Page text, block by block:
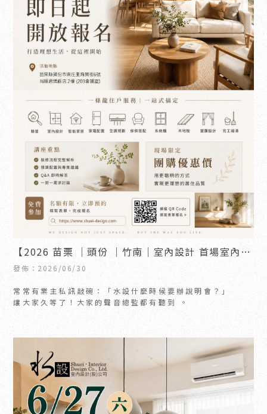
【2026 苗栗 ｜頭份 ｜竹南｜室內設計 首場室內裝
修驗屋團購說明會 ｜即刻開放報名】Dcard 熱搜
發佈：2026/06/30
常常有業主私訊敲碗：「水設什麼時候要辦說明會？」
讓大家久等了！大家的聲音總監都有聽到 。